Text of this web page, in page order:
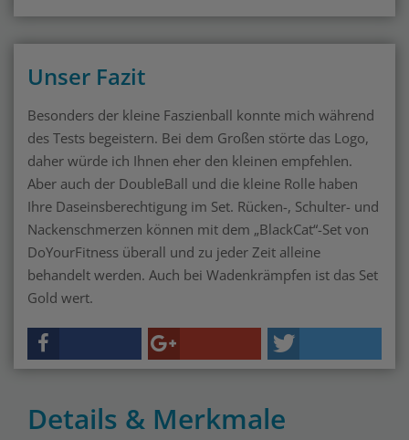
Unser Fazit
Besonders der kleine Faszienball konnte mich während
des Tests begeistern. Bei dem Großen störte das Logo,
daher würde ich Ihnen eher den kleinen empfehlen.
Aber auch der DoubleBall und die kleine Rolle haben
Ihre Daseinsberechtigung im Set. Rücken-, Schulter- und
Nackenschmerzen können mit dem „BlackCat“-Set von
DoYourFitness überall und zu jeder Zeit alleine
behandelt werden. Auch bei Wadenkrämpfen ist das Set
Gold wert.
Details & Merkmale